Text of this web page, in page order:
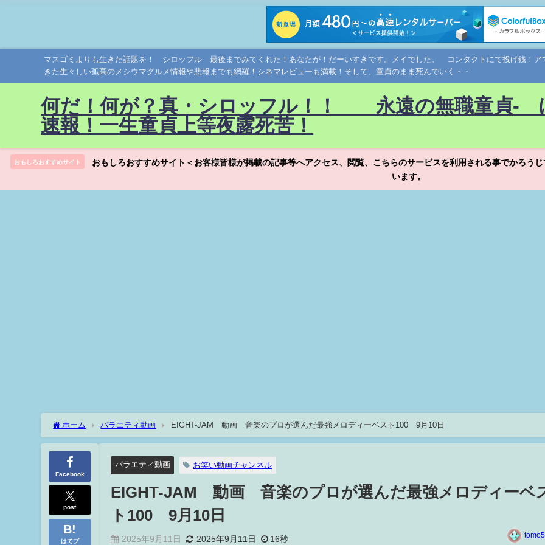
マスゴミよりも生きた話題を！ シロッフル 最後までみてくれた！あなたが！だーいすきです。メイでした。 コンタクトにて投げ銭！
きた生々しい孤高のメシウマグルメ情報や悲報までも網羅！シネマレビューも満載！そして、童貞のまま死んでいく・・
何だ！何が？真・シロッフル！！ 永遠の無職童貞-
速報！一生童貞上等夜露死苦！
おもしろおすすめサイト
おもしろおすすめサイト＜お客様皆様が掲載の記事等へアクセス、閲覧、こちらのサービスを利用される事でかろう
います。
ホーム バラエティ動画 EIGHT-JAM 動画 音楽のプロが選んだ最強メロディーベスト100 9月10日
Facebook
post
はてブ
バラエティ動画 お笑い動画チャンネル
EIGHT-JAM 動画 音楽のプロが選んだ最強メロディーベ
ト100 9月10日
2025年9月11日 2025年9月11日 16秒